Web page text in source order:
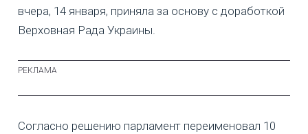
вчера, 14 января, приняла за основу с доработкой
Верховная Рада Украины.
Согласно решению парламент переименовал 10